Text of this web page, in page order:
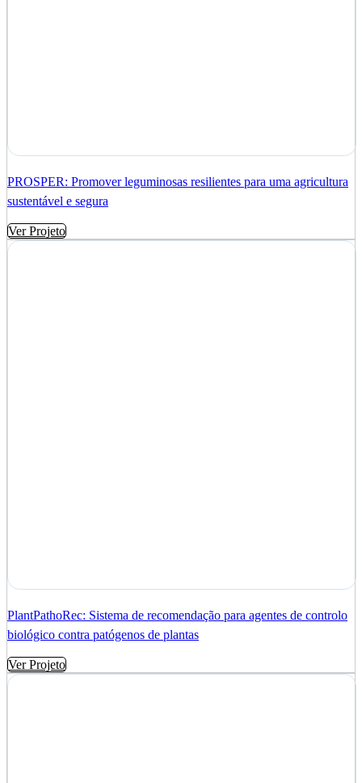
PROSPER: Promover leguminosas resilientes para uma agricultura
sustentável e segura
Ver Projeto
PlantPathoRec: Sistema de recomendação para agentes de controlo
biológico contra patógenos de plantas
Ver Projeto